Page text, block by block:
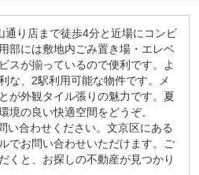
通り店まで徒歩4分と近場にコンビ
部には敷地内ごみ置き場・エレベ
スが揃っているので便利です。よ
な、2駅利用可能な物件です。メ
が外観タイル張りの魅力です。夏
境の良い快適空間をどうぞ。
い合わせください。文京区にある
でお問い合わせいただけます。ご
くと、お探しの不動産が見つかり